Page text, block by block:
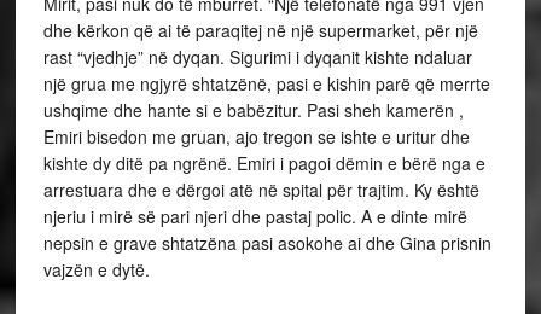
dhe kërkon që ai të paraqitej në një supermarket, për një
rast “vjedhje” në dyqan. Sigurimi i dyqanit kishte ndaluar
një grua me ngjyrë shtatzënë, pasi e kishin parë që merrte
ushqime dhe hante si e babëzitur. Pasi sheh kamerën ,
Emiri bisedon me gruan, ajo tregon se ishte e uritur dhe
kishte dy ditë pa ngrënë. Emiri i pagoi dëmin e bërë nga e
arrestuara dhe e dërgoi atë në spital për trajtim. Ky është
njeriu i mirë së pari njeri dhe pastaj polic. A e dinte mirë
nepsin e grave shtatzëna pasi asokohe ai dhe Gina prisnin
vajzën e dytë.